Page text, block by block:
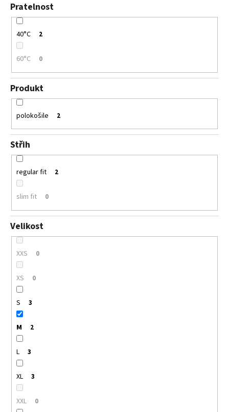
Pratelnost
40°C 2
60°C 0
Produkt
polokošile 2
Střih
regular fit 2
slim fit 0
Velikost
XXS 0
XS 0
S 3
M 2
L 3
XL 3
XXL 0